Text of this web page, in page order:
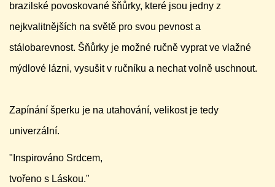
brazilské povoskované šňůrky, které jsou jedny z
nejkvalitnějších na světě pro svou pevnost a
stálobarevnost. Šňůrky je možné ručně vyprat ve vlažné
mýdlové lázni, vysušit v ručníku a nechat volně uschnout.
Zapínání šperku je na utahování, velikost je tedy
univerzální.
"Inspirováno Srdcem,
tvořeno s Láskou."